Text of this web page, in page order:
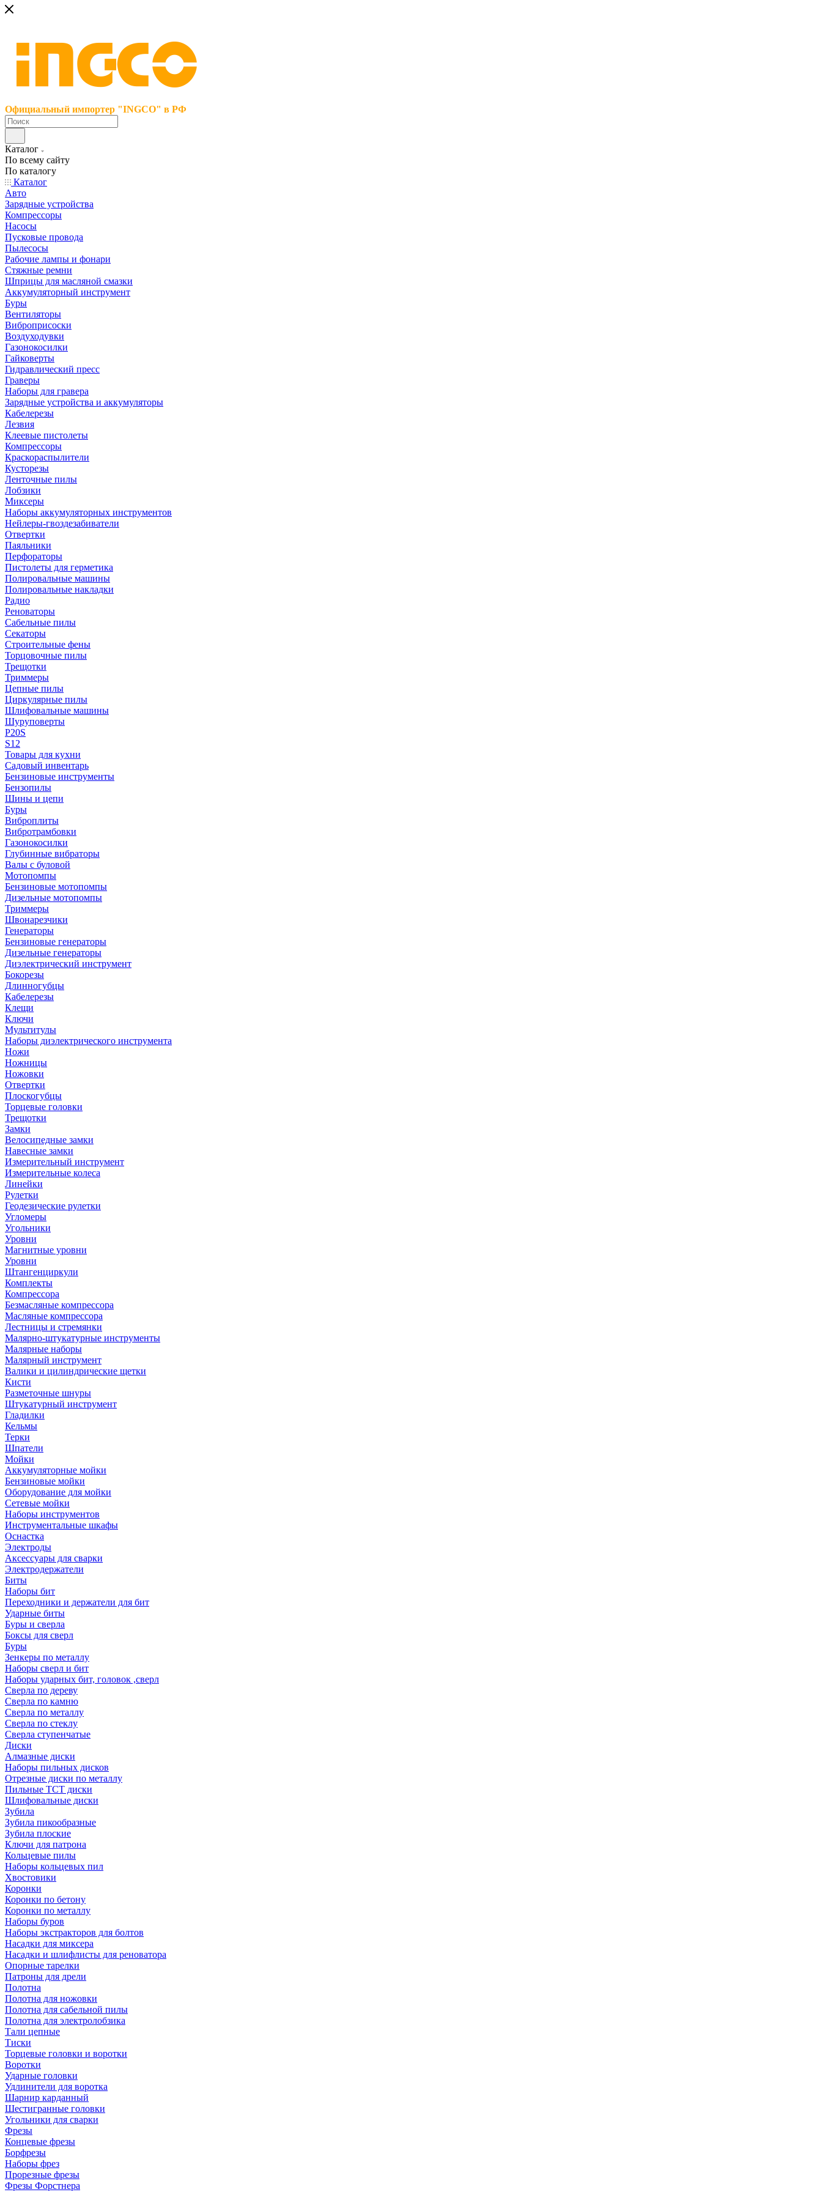
Официальный импортер "INGCO" в РФ
Каталог
По всему сайту
По каталогу
Каталог
Авто
Зарядные устройства
Компрессоры
Насосы
Пусковые провода
Пылесосы
Рабочие лампы и фонари
Стяжные ремни
Шприцы для масляной смазки
Аккумуляторный инструмент
Буры
Вентиляторы
Виброприсоски
Воздуходувки
Газонокосилки
Гайковерты
Гидравлический пресс
Граверы
Наборы для гравера
Зарядные устройства и аккумуляторы
Кабелерезы
Лезвия
Клеевые пистолеты
Компрессоры
Краскораспылители
Кусторезы
Ленточные пилы
Лобзики
Миксеры
Наборы аккумуляторных инструментов
Нейлеры-гвоздезабиватели
Отвертки
Паяльники
Перфораторы
Пистолеты для герметика
Полировальные машины
Полировальные накладки
Радио
Реноваторы
Сабельные пилы
Секаторы
Строительные фены
Торцовочные пилы
Трещотки
Триммеры
Цепные пилы
Циркулярные пилы
Шлифовальные машины
Шуруповерты
P20S
S12
Товары для кухни
Садовый инвентарь
Бензиновые инструменты
Бензопилы
Шины и цепи
Буры
Виброплиты
Вибротрамбовки
Газонокосилки
Глубинные вибраторы
Валы с буловой
Мотопомпы
Бензиновые мотопомпы
Дизельные мотопомпы
Триммеры
Швонарезчики
Генераторы
Бензиновые генераторы
Дизельные генераторы
Диэлектрический инструмент
Бокорезы
Длинногубцы
Кабелерезы
Клещи
Ключи
Мультитулы
Наборы диэлектрического инструмента
Ножи
Ножницы
Ножовки
Отвертки
Плоскогубцы
Торцевые головки
Трещотки
Замки
Велосипедные замки
Навесные замки
Измерительный инструмент
Измерительные колеса
Линейки
Рулетки
Геодезические рулетки
Угломеры
Угольники
Уровни
Магнитные уровни
Уровни
Штангенциркули
Комплекты
Компрессора
Безмасляные компрессора
Масляные компрессора
Лестницы и стремянки
Малярно-штукатурные инструменты
Малярные наборы
Малярный инструмент
Валики и цилиндрические щетки
Кисти
Разметочные шнуры
Штукатурный инструмент
Гладилки
Кельмы
Терки
Шпатели
Мойки
Аккумуляторные мойки
Бензиновые мойки
Оборудование для мойки
Сетевые мойки
Наборы инструментов
Инструментальные шкафы
Оснастка
Электроды
Аксессуары для сварки
Электродержатели
Биты
Наборы бит
Переходники и держатели для бит
Ударные биты
Буры и сверла
Боксы для сверл
Буры
Зенкеры по металлу
Наборы сверл и бит
Наборы ударных бит, головок ,сверл
Сверла по дереву
Сверла по камню
Сверла по металлу
Сверла по стеклу
Сверла ступенчатые
Диски
Алмазные диски
Наборы пильных дисков
Отрезные диски по металлу
Пильные TCT диски
Шлифовальные диски
Зубила
Зубила пикообразные
Зубила плоские
Ключи для патрона
Кольцевые пилы
Наборы кольцевых пил
Хвостовики
Коронки
Коронки по бетону
Коронки по металлу
Наборы буров
Наборы экстракторов для болтов
Насадки для миксера
Насадки и шлифлисты для реноватора
Опорные тарелки
Патроны для дрели
Полотна
Полотна для ножовки
Полотна для сабельной пилы
Полотна для электролобзика
Тали цепные
Тиски
Торцевые головки и воротки
Воротки
Ударные головки
Удлинители для воротка
Шарнир карданный
Шестигранные головки
Угольники для сварки
Фрезы
Концевые фрезы
Борфрезы
Наборы фрез
Прорезные фрезы
Фрезы Форстнера